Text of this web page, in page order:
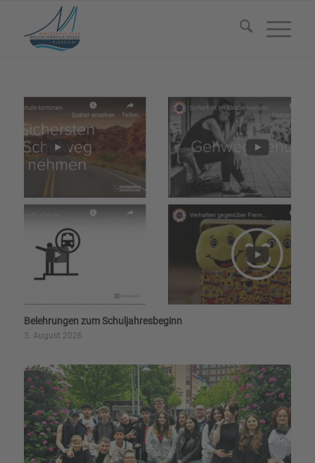
Belehrungen zum Schuljahresbeginn
3. August 2026